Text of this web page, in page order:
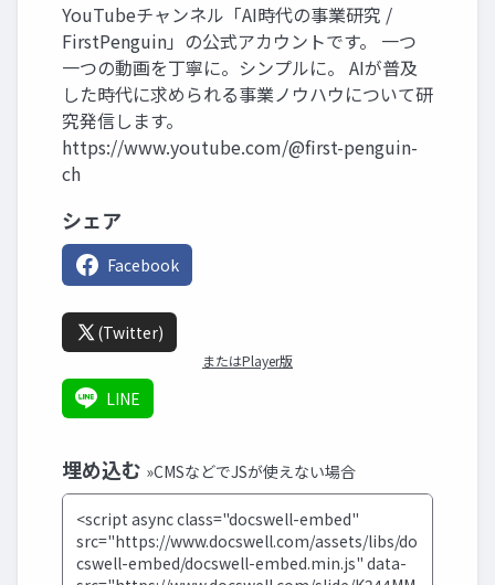
YouTubeチャンネル「AI時代の事業研究 /
FirstPenguin」の公式アカウントです。 一つ
一つの動画を丁寧に。シンプルに。 AIが普及
した時代に求められる事業ノウハウについて研
究発信します。
https://www.youtube.com/@first-penguin-
ch
シェア
Facebook
(Twitter)
またはPlayer版
LINE
埋め込む »CMSなどでJSが使えない場合